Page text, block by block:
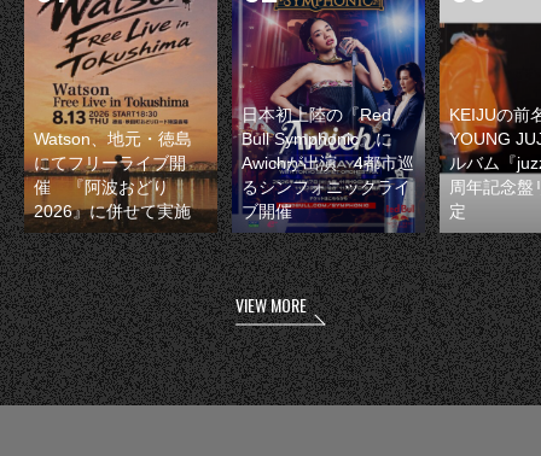
Watson、地元・徳島
にてフリーライブ開
催 『阿波おどり
2026』に併せて実施
日本初上陸の『Red
Bull Symphonic』に
Awichが出演 4都市巡
るシンフォニックライ
ブ開催
KEIJUの前
YOUNG
ルバム『
周年記念盤
定
VIEW MORE